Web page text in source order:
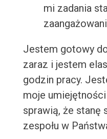
mi zadania
Jestem gotowy
zaraz i jestem
godzin pracy.
moje
sprawią, że stanę
zespołu w